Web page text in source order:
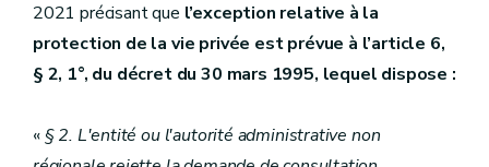
2021 précisant que l’exception relative à la
protection de la vie privée est prévue à l’article 6,
§ 2, 1°, du décret du 30 mars 1995, lequel dispose :
« § 2. L'entité ou l'autorité administrative non